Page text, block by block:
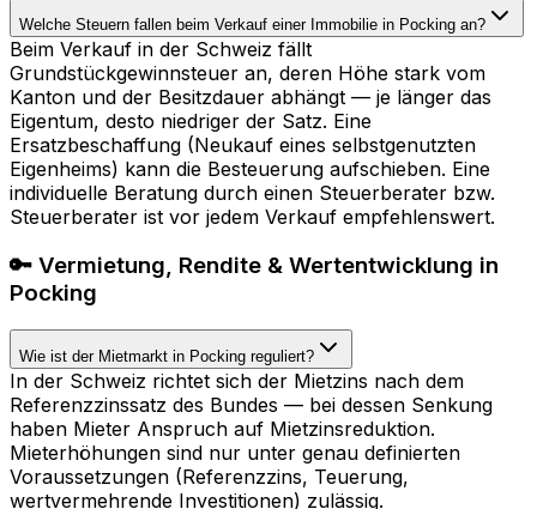
Welche Steuern fallen beim Verkauf einer Immobilie in Pocking an?
Beim Verkauf in der Schweiz fällt
Grundstückgewinnsteuer an, deren Höhe stark vom
Kanton und der Besitzdauer abhängt — je länger das
Eigentum, desto niedriger der Satz. Eine
Ersatzbeschaffung (Neukauf eines selbstgenutzten
Eigenheims) kann die Besteuerung aufschieben. Eine
individuelle Beratung durch einen Steuerberater bzw.
Steuerberater ist vor jedem Verkauf empfehlenswert.
🔑 Vermietung, Rendite & Wertentwicklung in
Pocking
Wie ist der Mietmarkt in Pocking reguliert?
In der Schweiz richtet sich der Mietzins nach dem
Referenzzinssatz des Bundes — bei dessen Senkung
haben Mieter Anspruch auf Mietzinsreduktion.
Mieterhöhungen sind nur unter genau definierten
Voraussetzungen (Referenzzins, Teuerung,
wertvermehrende Investitionen) zulässig.